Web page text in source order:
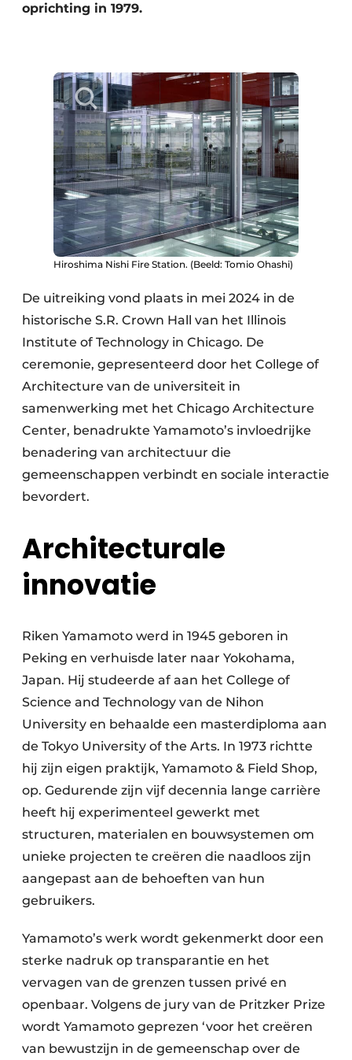
oprichting in 1979.
Hiroshima Nishi Fire Station. (Beeld: Tomio Ohashi)
De uitreiking vond plaats in mei 2024 in de
historische S.R. Crown Hall van het Illinois
Institute of Technology in Chicago. De
ceremonie, gepresenteerd door het College of
Architecture van de universiteit in
samenwerking met het Chicago Architecture
Center, benadrukte Yamamoto’s invloedrijke
benadering van architectuur die
gemeenschappen verbindt en sociale interactie
bevordert.
Architecturale
innovatie
Riken Yamamoto werd in 1945 geboren in
Peking en verhuisde later naar Yokohama,
Japan. Hij studeerde af aan het College of
Science and Technology van de Nihon
University en behaalde een masterdiploma aan
de Tokyo University of the Arts. In 1973 richtte
hij zijn eigen praktijk, Yamamoto & Field Shop,
op. Gedurende zijn vijf decennia lange carrière
heeft hij experimenteel gewerkt met
structuren, materialen en bouwsystemen om
unieke projecten te creëren die naadloos zijn
aangepast aan de behoeften van hun
gebruikers.
Yamamoto’s werk wordt gekenmerkt door een
sterke nadruk op transparantie en het
vervagen van de grenzen tussen privé en
openbaar. Volgens de jury van de Pritzker Prize
wordt Yamamoto geprezen ‘voor het creëren
van bewustzijn in de gemeenschap over de